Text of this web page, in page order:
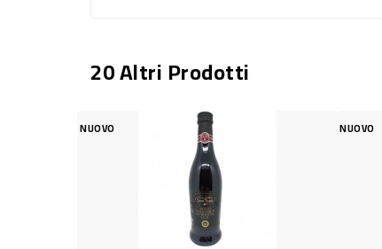
20 Altri Prodotti
NUOVO